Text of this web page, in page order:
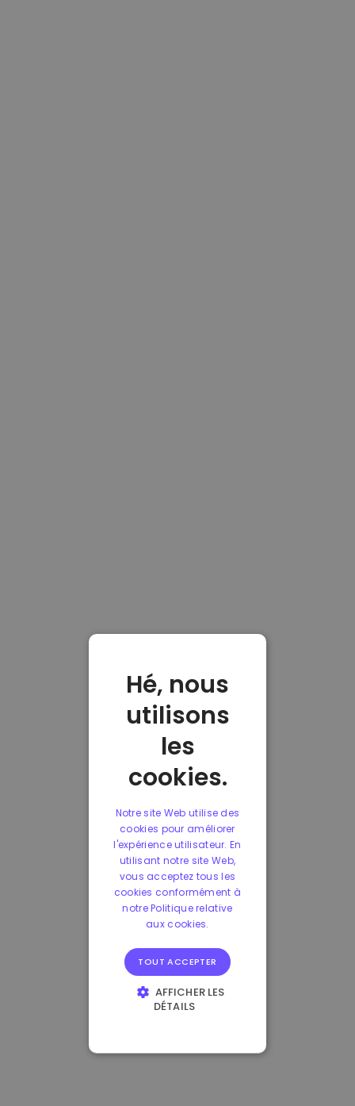
Hé, nous
utilisons
les
cookies.
Notre site Web utilise des
cookies pour améliorer
l'expérience utilisateur. En
utilisant notre site Web,
vous acceptez tous les
cookies conformément à
notre Politique relative
aux cookies.
TOUT ACCEPTER
AFFICHER LES
DÉTAILS